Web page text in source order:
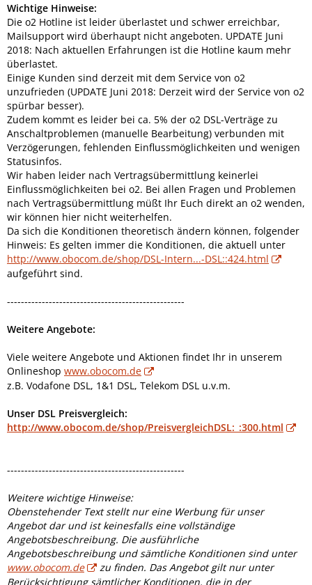
Wichtige Hinweise:
Die o2 Hotline ist leider überlastet und schwer erreichbar,
Mailsupport wird überhaupt nicht angeboten. UPDATE Juni
2018: Nach aktuellen Erfahrungen ist die Hotline kaum mehr
überlastet.
Einige Kunden sind derzeit mit dem Service von o2
unzufrieden (UPDATE Juni 2018: Derzeit wird der Service von o2
spürbar besser).
Zudem kommt es leider bei ca. 5% der o2 DSL-Verträge zu
Anschaltproblemen (manuelle Bearbeitung) verbunden mit
Verzögerungen, fehlenden Einflussmöglichkeiten und wenigen
Statusinfos.
Wir haben leider nach Vertragsübermittlung keinerlei
Einflussmöglichkeiten bei o2. Bei allen Fragen und Problemen
nach Vertragsübermittlung müßt Ihr Euch direkt an o2 wenden,
wir können hier nicht weiterhelfen.
Da sich die Konditionen theoretisch ändern können, folgender
Hinweis: Es gelten immer die Konditionen, die aktuell unter
http://www.obocom.de/shop/DSL-Intern...-DSL::424.html
aufgeführt sind.
---------------------------------------------------
Weitere Angebote:
Viele weitere Angebote und Aktionen findet Ihr in unserem
Onlineshop www.obocom.de
z.B. Vodafone DSL, 1&1 DSL, Telekom DSL u.v.m.
Unser DSL Preisvergleich:
http://www.obocom.de/shop/PreisvergleichDSL:_:300.html
---------------------------------------------------
Weitere wichtige Hinweise:
Obenstehender Text stellt nur eine Werbung für unser
Angebot dar und ist keinesfalls eine vollständige
Angebotsbeschreibung. Die ausführliche
Angebotsbeschreibung und sämtliche Konditionen sind unter
www.obocom.de
zu finden. Das Angebot gilt nur unter
Berücksichtigung sämtlicher Konditionen, die in der